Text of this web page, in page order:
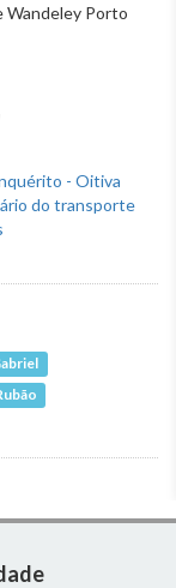
Wandeley Porto